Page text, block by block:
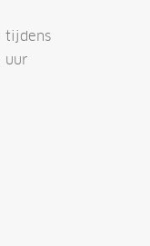
tijdens
uur